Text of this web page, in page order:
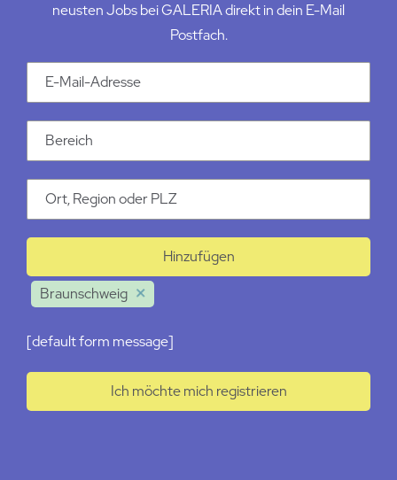
neusten Jobs bei GALERIA direkt in dein E-Mail
Postfach.
Email Addresse
Kategorie
Ort
Hinzufügen
Braunschweig
[default form message]
Ich möchte mich registrieren